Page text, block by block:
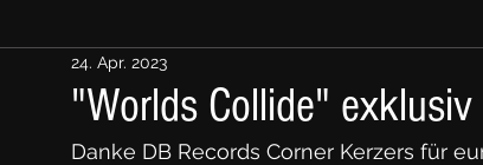
"Worlds Collide"
24. Apr. 2023
Danke DB Records Corner Kerzers für